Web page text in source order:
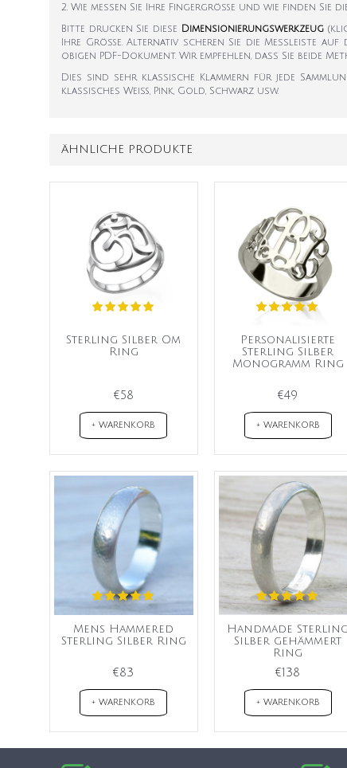
2. Wie messen Sie Ihre Fingergröße und wie finden Sie
Bitte drucken Sie diese Dimensionierungswerkzeug
Ihre Größe. Alternativ scheren Sie die Messleiste auf
obigen PDF-Dokument. Wir empfehlen, dass Sie beide
Dies sind sehr klassische Klammern für jede
klassisches Weiß, Pink, Gold, Schwarz usw.
ÄHNLICHE PRODUKTE
Sterling Silber Om
Ring
€58
+ WARENKORB
Personalisierte
Sterling Silber
Monogramm Ring
€49
+ WARENKORB
Mens Hammered
Sterling Silber Ring
€83
+ WARENKORB
Handmade Sterling
Silber gehämmert
Ring
€138
+ WARENKORB